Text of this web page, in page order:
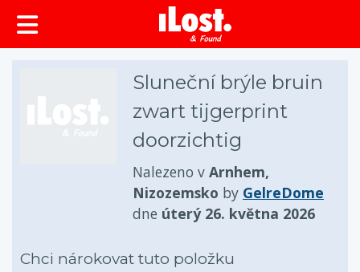
obsah
Sluneční brýle bruin
zwart tijgerprint
doorzichtig
Nalezeno v Arnhem,
Nizozemsko by GelreDome
dne úterý 26. května 2026
Chci nárokovat tuto položku